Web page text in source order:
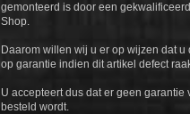
gemonteerd is door een
Shop.
Daarom willen wij u er op wijzen dat
op garantie indien dit artikel defect
U accepteert dus dat er geen
besteld wordt.